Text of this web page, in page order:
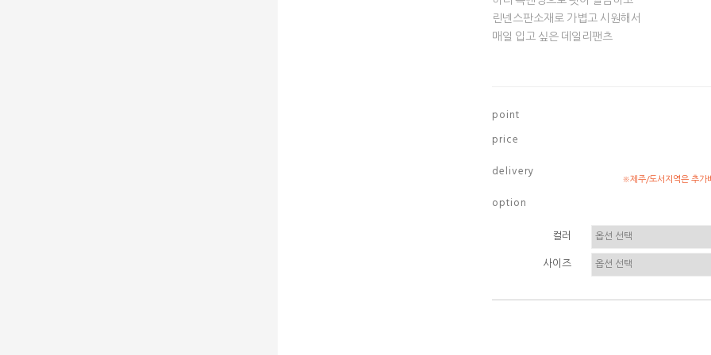
린넨스판소재로 가볍고 시원해서
매일 입고 싶은 데일리팬츠
p o i n t
p r i c e
d e l i v e r y
※제주/도서지역은 추가
o p t i o n
컬러
사이즈